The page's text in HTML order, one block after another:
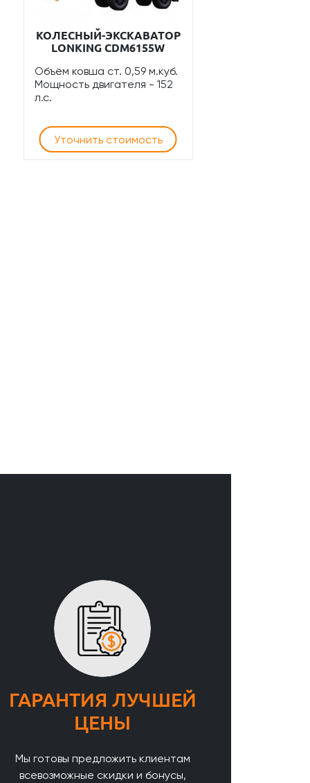
КОЛЕСНЫЙ-ЭКСКАВАТОР
LONKING CDM6155W
Объём ковша ст. 0,59 м.куб.
Мощность двигателя - 152
л.с.
Уточнить стоимость
ГАРАНТИЯ ЛУЧШЕЙ
ЦЕНЫ
Мы готовы предложить клиентам
всевозможные скидки и бонусы,